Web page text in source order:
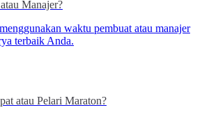
Manajer?
waktu pembuat atau manajer
terbaik Anda.
atau Pelari Maraton?